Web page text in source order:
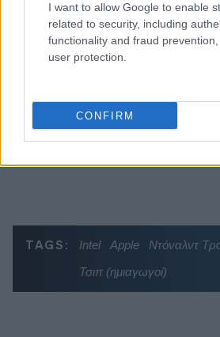
I want to allow Google to enable
related to security, including
functionality and fraud
user protection.
CONFIRM
2027 - Το παράπονο της
ΣΥΡΙΖΑ μελετούν Ιστορία
Πυρόπληκτοι: Τι σημαίνουν
«κίτρινα» και «κόκκινα»
Ποια είναι η (κυβερνητική)
οδικά έργα και τα εκτιμώμενα
χρονοδιαγράμματα
TAGS: Intel Apple
Ντόναλντ
Τσιπ (ημιαγωγοί)